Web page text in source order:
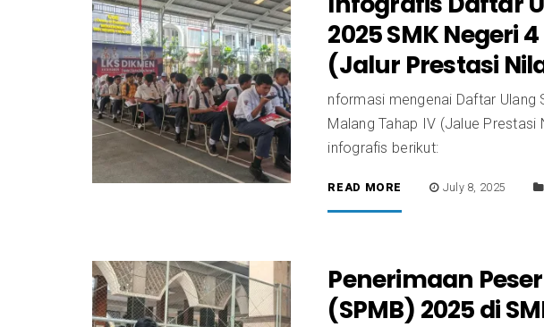
2025 SMK Negeri
(Jalur Prestasi
nformasi mengenai Daftar Ulang
Malang Tahap IV (Jalue
infografis berikut:
READ MORE July 8, 2025
Penerimaan
(SPMB) 2025 di